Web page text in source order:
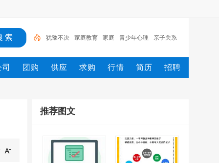
犹豫不决 家庭教育 家庭 青少年心理 亲子关系
挽回婚姻 父母 婆媳关系 阶段 治愈
团购 供应 求购 行情 简历 招聘
推荐图文